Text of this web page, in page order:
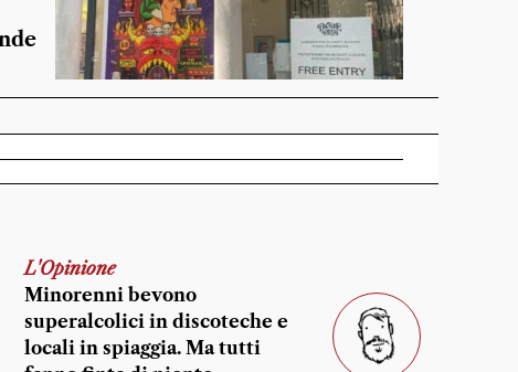
L'Opinione
Minorenni bevono
superalcolici in discoteche e
locali in spiaggia. Ma tutti